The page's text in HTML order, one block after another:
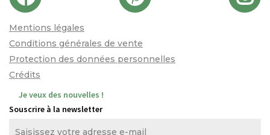
Mentions légales
Conditions générales de vente
Protection des données personnelles
Crédits
Je veux des nouvelles !
Souscrire à la newsletter